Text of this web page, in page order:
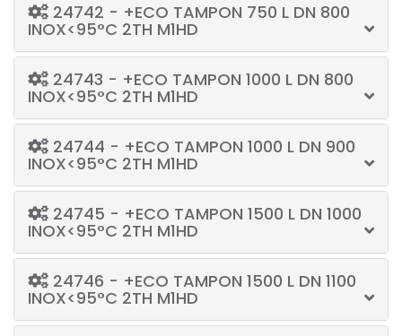
24742 - +ECO TAMPON 750 L DN 800
INOX<95°C 2TH M1HD
24743 - +ECO TAMPON 1000 L DN 800
INOX<95°C 2TH M1HD
24744 - +ECO TAMPON 1000 L DN 900
INOX<95°C 2TH M1HD
24745 - +ECO TAMPON 1500 L DN 1000
INOX<95°C 2TH M1HD
24746 - +ECO TAMPON 1500 L DN 1100
INOX<95°C 2TH M1HD